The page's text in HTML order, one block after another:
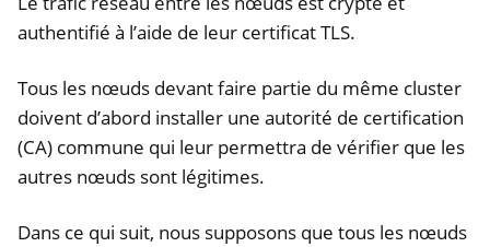
authentifié à l’aide de leur certificat TLS.
Tous les nœuds devant faire partie du même cluster
doivent d’abord installer une autorité de certification
(CA) commune qui leur permettra de vérifier que les
autres nœuds sont légitimes.
Dans ce qui suit, nous supposons que tous les nœuds